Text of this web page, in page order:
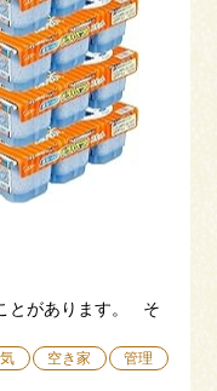
ォーム
とがあります。 そ
空き家 管理